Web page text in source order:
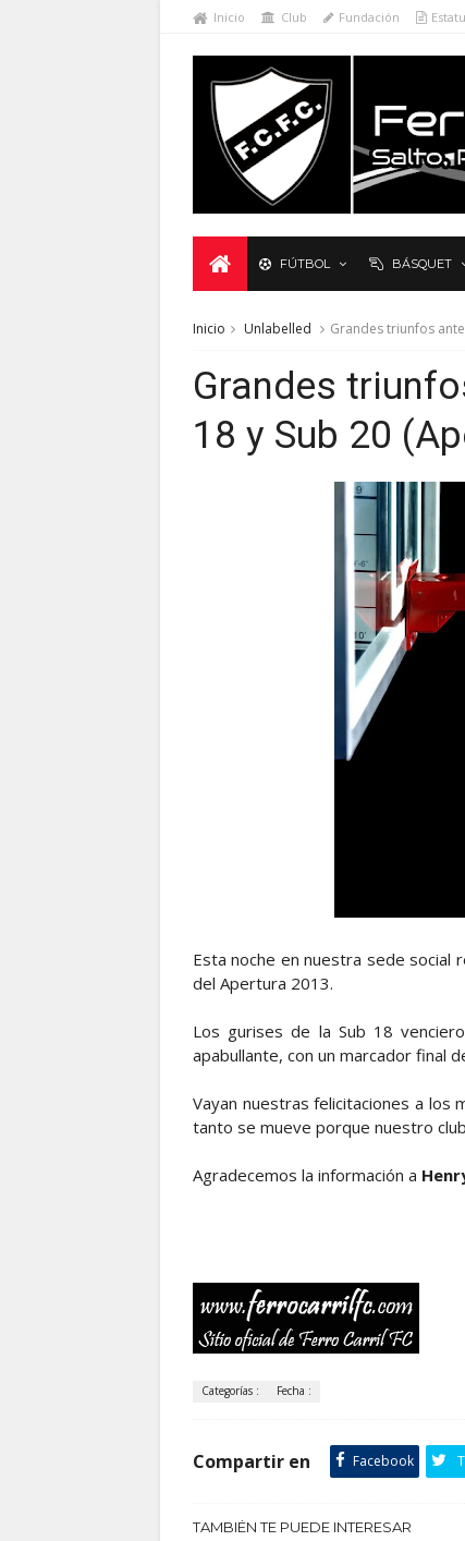
Inicio Club Fundación
FÚTBOL BÁSQUET
Inicio Unlabelled Grandes triunfos
Grandes
18 y Sub 20
Esta noche en nuestra sede social
del Apertura 2013.
Los gurises de la Sub 18
apabullante, con un marcador final
Vayan nuestras felicitaciones a los
tanto se mueve porque nuestro
Agradecemos la información a
Categorías : Fecha :
Compartir en Facebook
TAMBIÉN TE PUEDE INTERESAR